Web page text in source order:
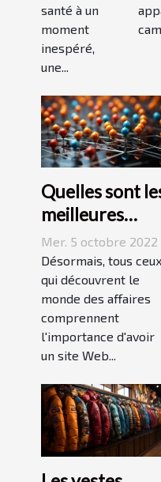
santé à un
moment
inespéré,
une...
Quelles sont
meilleures
stratégies de
netlinking ?
Mer. 5 octobre 2022
Désormais, tous ceux
qui découvrent le
monde des affaires
comprennent
l'importance d'avoir
un site Web...